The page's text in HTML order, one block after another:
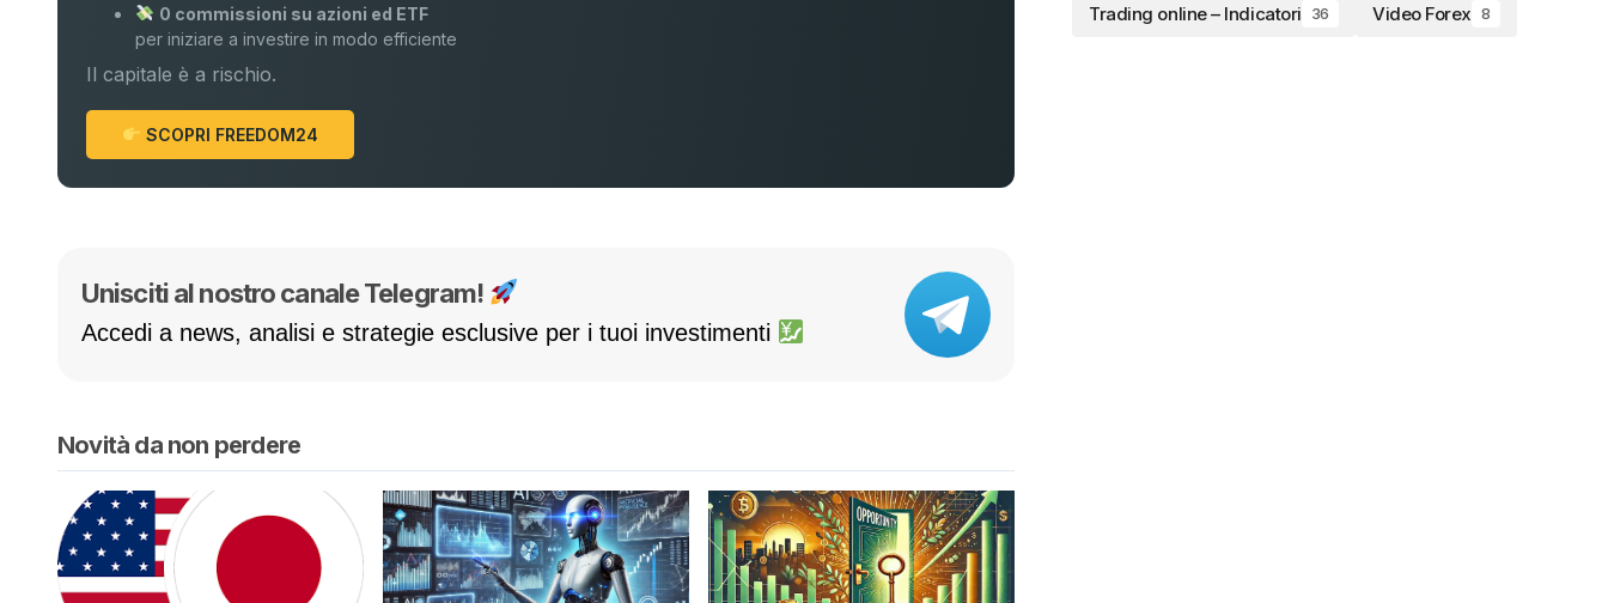
0 commissioni su azioni ed ETF
per iniziare a investire in modo efficiente
Il capitale è a rischio.
SCOPRI FREEDOM24
Unisciti al nostro canale Telegram!
Accedi a news, analisi e strategie esclusive per i tuoi investimenti
Novità da non perdere
Trading online – Indicatori 36 Video Forex 8